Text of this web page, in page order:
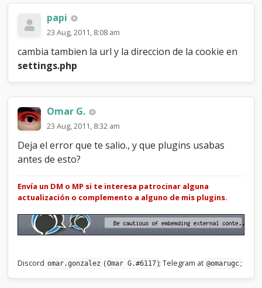
papi
23 Aug, 2011, 8:08 am
cambia tambien la url y la direccion de la cookie en
settings.php
Omar G.
23 Aug, 2011, 8:32 am
Deja el error que te salio., y que plugins usabas
antes de esto?
Envía un DM o MP si te interesa patrocinar alguna
actualización o complemento a alguno de mis plugins.
Discord omar.gonzalez (Omar G.#6117); Telegram at @omarugc ;